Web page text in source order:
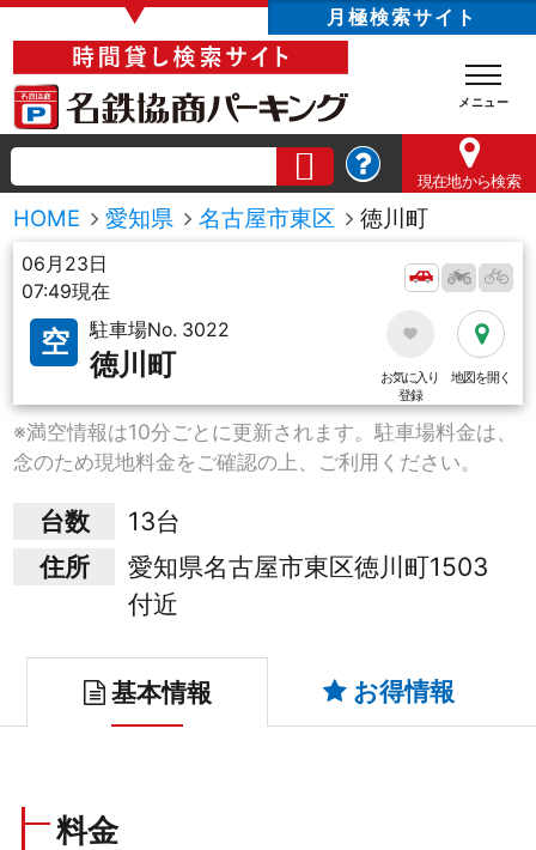
▼ 月極検索サイト
現在地から検索
HOME 愛知県 名古屋市東区 徳川町
06月23日
07:49現在
空 駐車場No. 3022
徳川町
お気に入り
登録
地図を開く
※満空情報は10分ごとに更新されます。駐車場料金は、
念のため現地料金をご確認の上、ご利用ください。
台数
13台
住所
愛知県名古屋市東区徳川町1503
付近
基本情報 お得情報
料金